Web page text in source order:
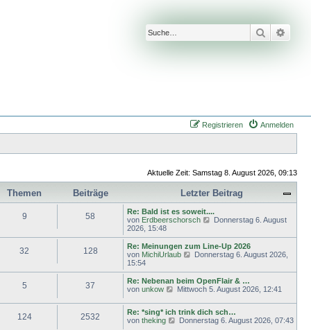
Suche
Anmelden
Registrieren
Aktuelle Zeit: Samstag 8. August 2026, 09:13
Themen Beiträge
Letzter Beitrag
9 58
Re: Bald ist es soweit....
von Erdbeerschorsch
N
u
e
s
B
e
i
t
r
Donnerstag 6. August
2026, 15:48
32 128
Re: Meinungen zum Line-Up 2026
von MichiUrlaub
N
u
e
s
e
r
B
Donnerstag 6. August 2026,
15:54
5 37
Re: Nebenan beim OpenFlair & …
von unkow
N
u
e
s
Mittwoch 5. August 2026, 12:41
124 2532
Re: *sing* ich trink dich sch…
von theking
NDonnerstag 6. August 2026, 07:43